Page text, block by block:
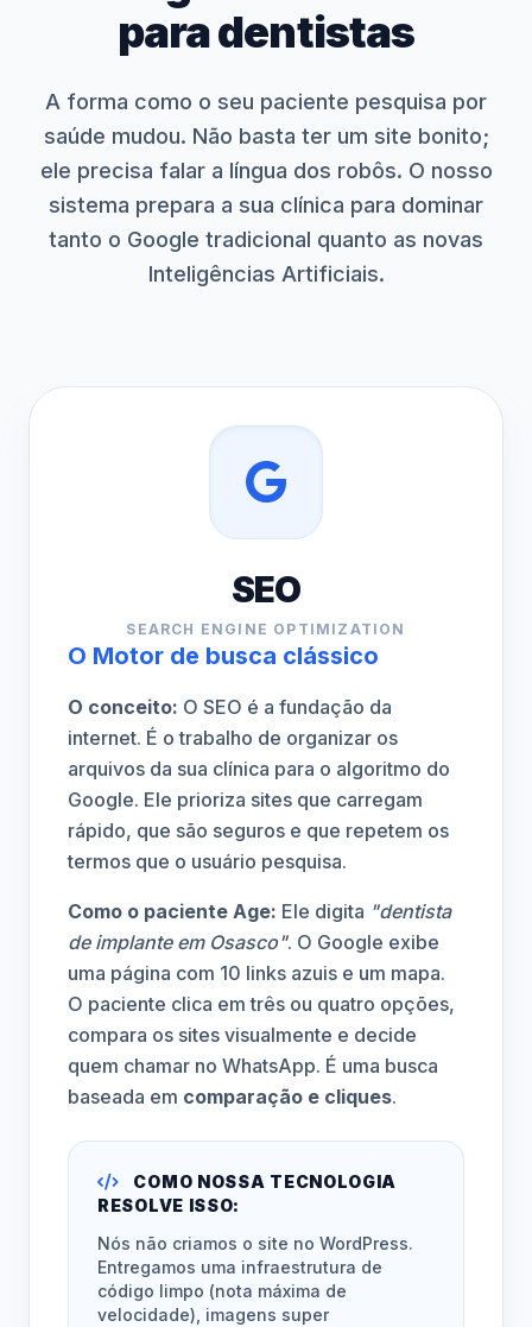
para dentistas
A forma como o seu paciente pesquisa por
saúde mudou. Não basta ter um site bonito;
ele precisa falar a língua dos robôs. O nosso
sistema prepara a sua clínica para dominar
tanto o Google tradicional quanto as novas
Inteligências Artificiais.
SEO
SEARCH ENGINE OPTIMIZATION
O Motor de busca clássico
O conceito: O SEO é a fundação da
internet. É o trabalho de organizar os
arquivos da sua clínica para o algoritmo do
Google. Ele prioriza sites que carregam
rápido, que são seguros e que repetem os
termos que o usuário pesquisa.
Como o paciente Age: Ele digita "dentista
de implante em Osasco". O Google exibe
uma página com 10 links azuis e um mapa.
O paciente clica em três ou quatro opções,
compara os sites visualmente e decide
quem chamar no WhatsApp. É uma busca
baseada em comparação e cliques.
COMO NOSSA TECNOLOGIA
RESOLVE ISSO:
Nós não criamos o site no WordPress.
Entregamos uma infraestrutura de
código limpo (nota máxima de
velocidade), imagens super